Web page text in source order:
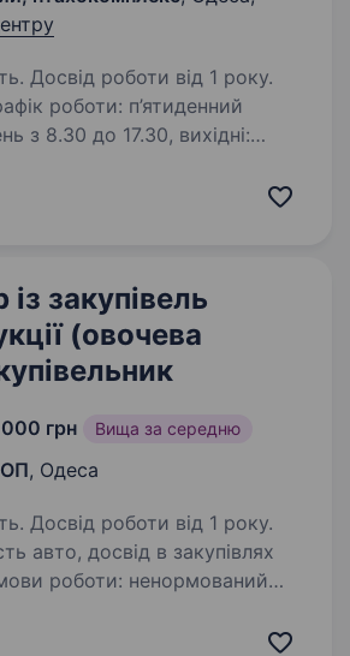
Досвід роботи від 1 року.
з 8.30 до 17.30, вихідні:
підприємство, яке
закупівель
(овочева
грн Вища за середню
, Одеса
Досвід роботи від 1 року.
характер роботи_, робота